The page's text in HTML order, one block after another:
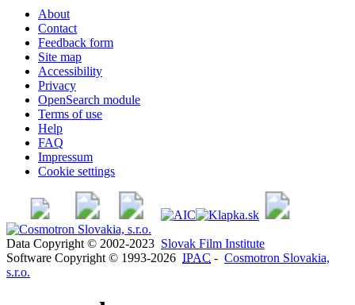
About
Contact
Feedback form
Site map
Accessibility
Privacy
OpenSearch module
Terms of use
Help
FAQ
Impressum
Cookie settings
Data Copyright © 2002-2023 Slovak Film Institute
Software Copyright © 1993-2026 IPAC - Cosmotron Slovakia,
s.r.o.